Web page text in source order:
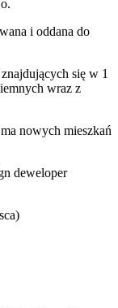
i oddana do
się w 1
wraz z
nowych mieszkań
deweloper